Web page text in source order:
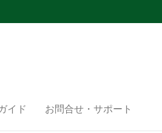
イド お問合せ・サポート